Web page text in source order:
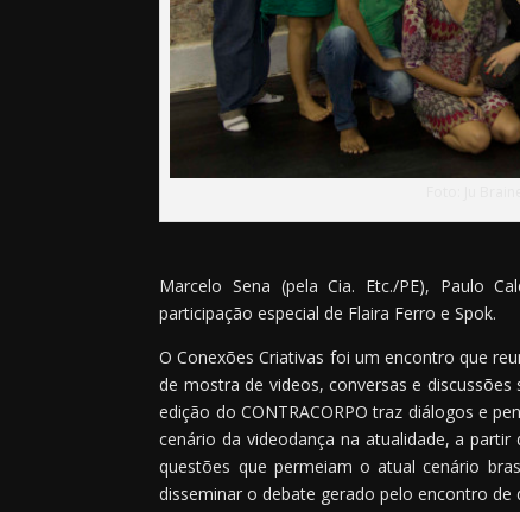
Marcelo Sena (pela Cia. Etc./PE), Paulo
participação especial de Flaira Ferro e Spok.
O Conexões Criativas foi um encontro que
de mostra de videos, conversas e
edição do CONTRACORPO traz diálogos e
cenário da videodança na atualidade, a
questões que permeiam o atual cenário
disseminar o debate gerado pelo encontro